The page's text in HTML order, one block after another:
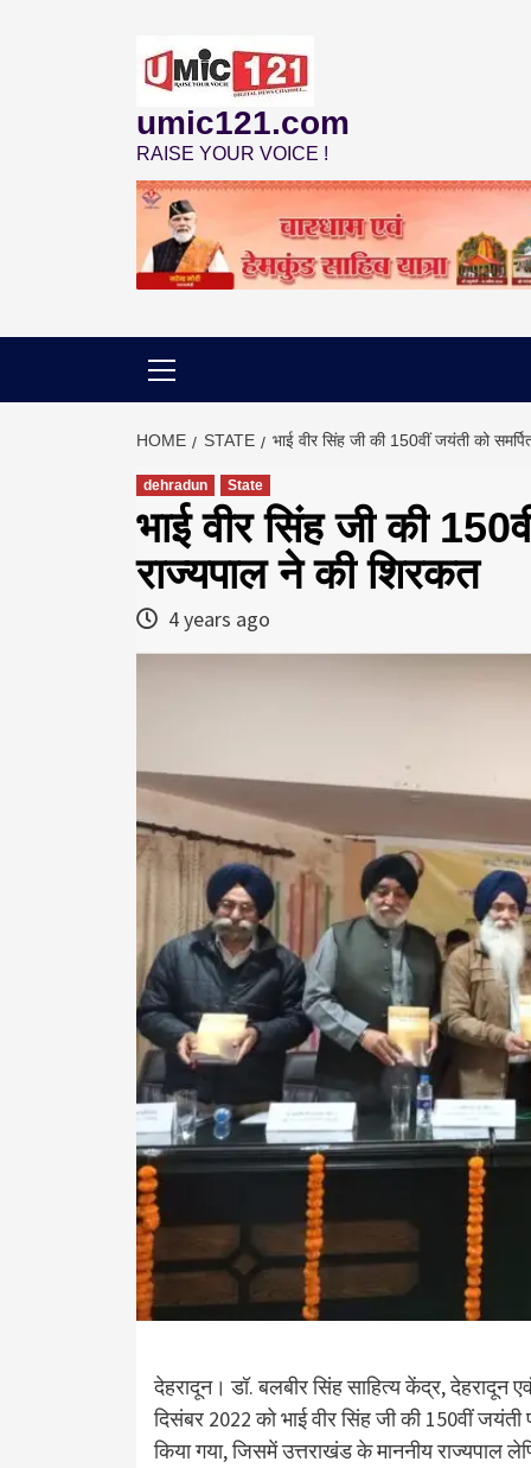
umic121.com
RAISE YOUR VOICE !
HOME STATE भाई वीर सिंह जी की 150वीं जयंती को
dehradun State
भाई वीर सिंह जी की
राज्यपाल ने की शिरकत
4 years ago
देहरादून। डॉ. बलबीर सिंह साहित्य केंद्र, देहरादून एवं
दिसंबर 2022 को भाई वीर सिंह जी की 150वीं
किया गया, जिसमें उत्तराखंड के माननीय राज्यपाल